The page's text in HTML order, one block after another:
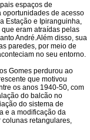
espaços de
oportunidades de acesso
Estação e Ipiranguinha,
eram atraídas pelas
André.Além disso, sua
paredes, por meio de
no seu entorno.
Gomes perdurou ao
que motivou
os anos 1940-50, com
do balcão no
do sistema de
e a modificação da
retangulares,